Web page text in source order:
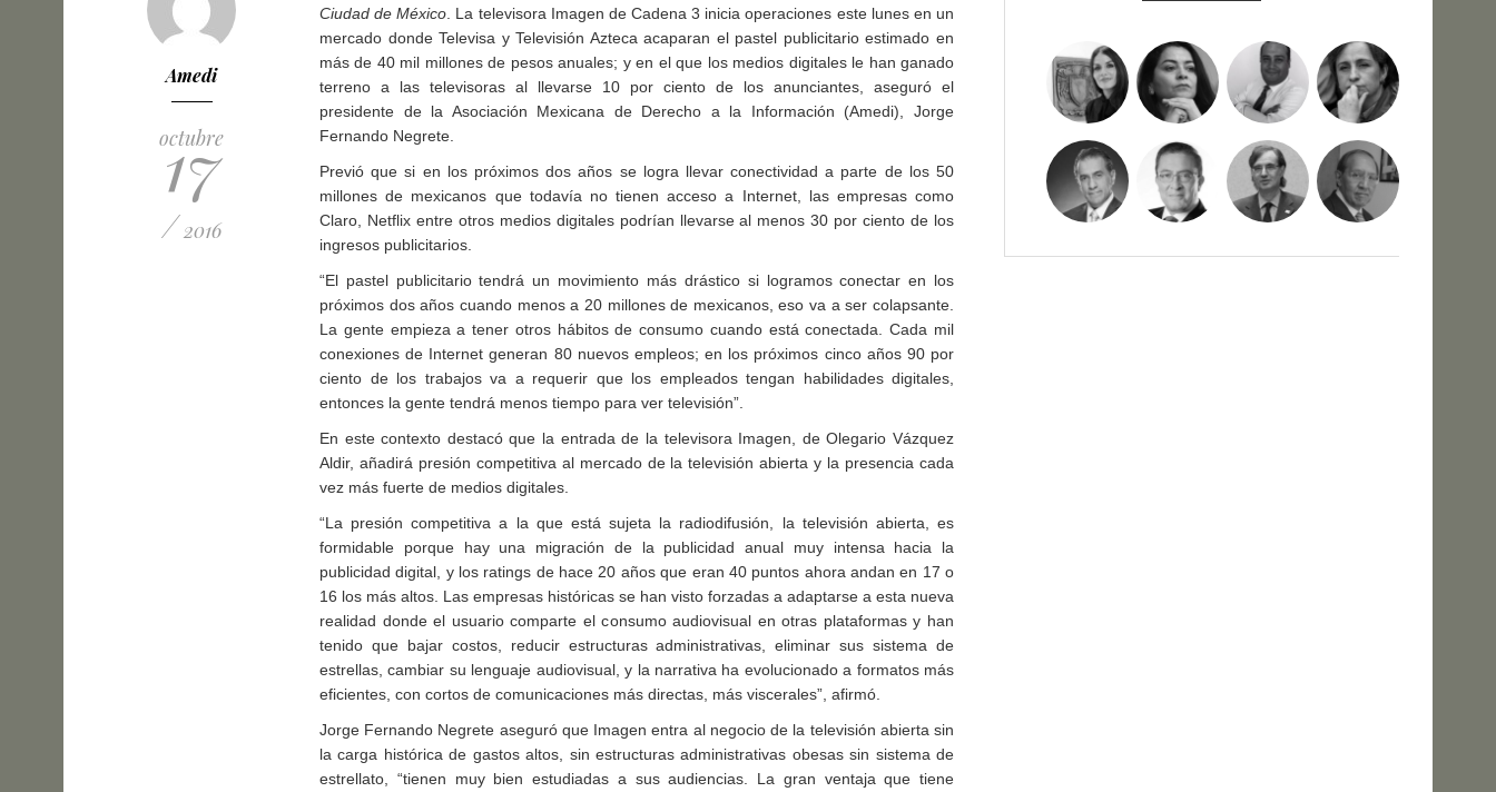
Amedi
octubre
17
/ 2016
Ciudad de México . La televisora Imagen de Cadena 3 inicia operaciones este lunes en un
mercado donde Televisa y Televisión Azteca acaparan el pastel publicitario estimado en
más de 40 mil millones de pesos anuales; y en el que los medios digitales le han ganado
terreno a las televisoras al llevarse 10 por ciento de los anunciantes, aseguró el
presidente de la Asociación Mexicana de Derecho a la Información (Amedi), Jorge
Fernando Negrete.
Previó que si en los próximos dos años se logra llevar conectividad a parte de los 50
millones de mexicanos que todavía no tienen acceso a Internet, las empresas como
Claro, Netflix entre otros medios digitales podrían llevarse al menos 30 por ciento de los
ingresos publicitarios.
“El pastel publicitario tendrá un movimiento más drástico si logramos conectar en los
próximos dos años cuando menos a 20 millones de mexicanos, eso va a ser colapsante.
La gente empieza a tener otros hábitos de consumo cuando está conectada. Cada mil
conexiones de Internet generan 80 nuevos empleos; en los próximos cinco años 90 por
ciento de los trabajos va a requerir que los empleados tengan habilidades digitales,
entonces la gente tendrá menos tiempo para ver televisión”.
En este contexto destacó que la entrada de la televisora Imagen, de Olegario Vázquez
Aldir, añadirá presión competitiva al mercado de la televisión abierta y la presencia cada
vez más fuerte de medios digitales.
“La presión competitiva a la que está sujeta la radiodifusión, la televisión abierta, es
formidable porque hay una migración de la publicidad anual muy intensa hacia la
publicidad digital, y los ratings de hace 20 años que eran 40 puntos ahora andan en 17 o
16 los más altos. Las empresas históricas se han visto forzadas a adaptarse a esta nueva
realidad donde el usuario comparte el consumo audiovisual en otras plataformas y han
tenido que bajar costos, reducir estructuras administrativas, eliminar sus sistema de
estrellas, cambiar su lenguaje audiovisual, y la narrativa ha evolucionado a formatos más
eficientes, con cortos de comunicaciones más directas, más viscerales”, afirmó.
Jorge Fernando Negrete aseguró que Imagen entra al negocio de la televisión abierta sin
la carga histórica de gastos altos, sin estructuras administrativas obesas sin sistema de
estrellato, “tienen muy bien estudiadas a sus audiencias. La gran ventaja que tiene